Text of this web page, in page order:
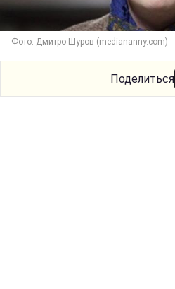
Фото: Дмитро Шуров (mediananny.com)
Поделиться